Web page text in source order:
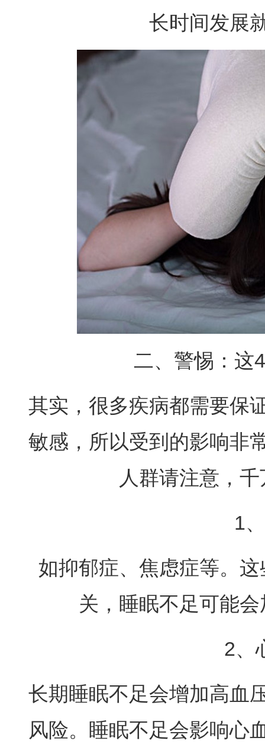
长时间发展
二、警惕：这
其实，很多疾病都需要保
敏感，所以受到的影响非
人群请注意，
1
如抑郁症、焦虑症等。
关，睡眠不足可能
2、
长期睡眠不足会增加高血
风险。睡眠不足会影响心